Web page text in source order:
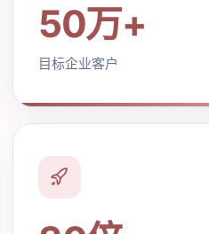
50万+
目标企业客户